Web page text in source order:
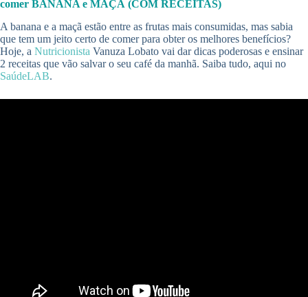
comer BANANA e MAÇÃ (COM RECEITAS)
A banana e a maçã estão entre as frutas mais consumidas, mas sabia
que tem um jeito certo de comer para obter os melhores benefícios?
Hoje, a Nutricionista Vanuza Lobato vai dar dicas poderosas e ensinar
2 receitas que vão salvar o seu café da manhã. Saiba tudo, aqui no
SaúdeLAB.